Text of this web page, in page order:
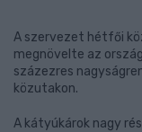
A szervezet hétfői
megnövelte az
százezres
közutakon.
A kátyúkárok nagy